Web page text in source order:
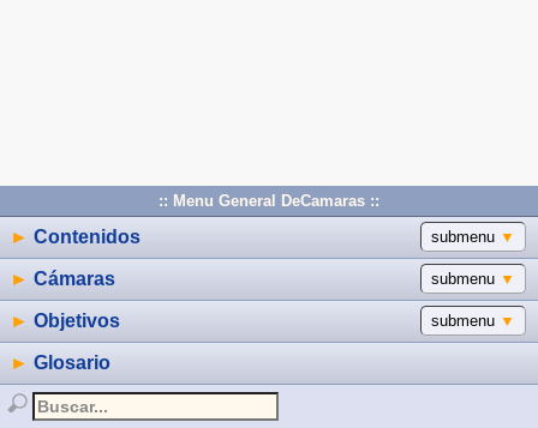
:: Menu General DeCamaras ::
submenu ▼
► Contenidos
submenu ▼
► Cámaras
submenu ▼
► Objetivos
► Glosario